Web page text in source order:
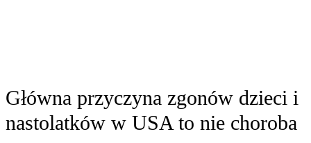
Główna przyczyna zgonów dzieci i
nastolatków w USA to nie choroba